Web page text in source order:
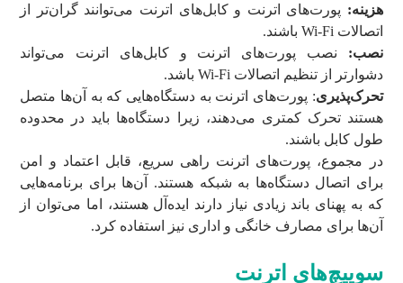
هزینه: پورت‌های اترنت و کابل‌های اترنت می‌توانند گران‌تر از
اتصالات Wi-Fi باشند.
نصب: نصب پورت‌های اترنت و کابل‌های اترنت می‌تواند
دشوارتر از تنظیم اتصالات Wi-Fi باشد.
تحرکپذیری: پورت‌های اترنت به دستگاه‌هایی که به آن‌ها متصل
هستند تحرک کمتری می‌دهند، زیرا دستگاه‌ها باید در محدوده
طول کابل باشند.
در مجموع، پورت‌های اترنت راهی سریع، قابل اعتماد و امن
برای اتصال دستگاه‌ها به شبکه هستند. آن‌ها برای برنامه‌هایی
که به پهنای باند زیادی نیاز دارند ایده‌آل هستند، اما می‌توان از
آن‌ها برای مصارف خانگی و اداری نیز استفاده کرد.
سوییچ‌های اترنت